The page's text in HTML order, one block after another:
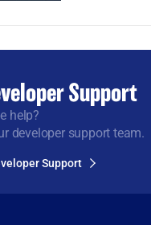
Support
help?
developer support team.
Support